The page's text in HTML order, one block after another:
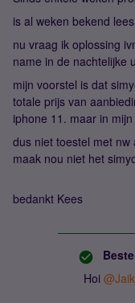
is al weken bekend
nu vraag ik oplossing
name in de nachtelijke
mijn voorstel is dat
totale prijs van
iphone 11. maar in
dus niet toestel met nw
maak nou niet het
bedankt Kees
Hoi